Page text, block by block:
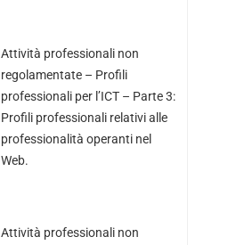
Attività professionali non
regolamentate – Profili
professionali per l’ICT – Parte 3:
Profili professionali relativi alle
professionalità operanti nel
Web.
Attività professionali non